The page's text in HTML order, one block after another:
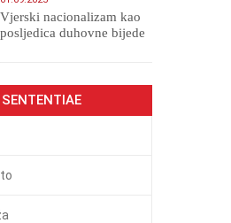
​Vjerski nacionalizam kao
posljedica duhovne bijede